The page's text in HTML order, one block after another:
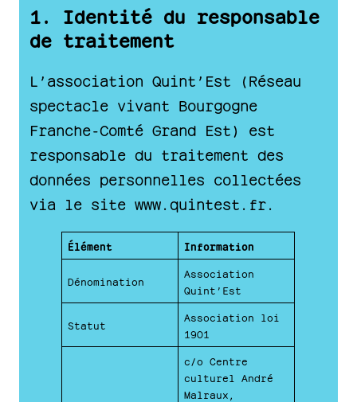
1. Identité du responsable
de traitement
L’association Quint’Est (Réseau
spectacle vivant Bourgogne
Franche-Comté Grand Est) est
responsable du traitement des
données personnelles collectées
via le site www.quintest.fr.
Élément Information
Dénomination
Association
Quint’Est
Statut
Association loi
1901
c/o Centre
culturel André
Malraux,